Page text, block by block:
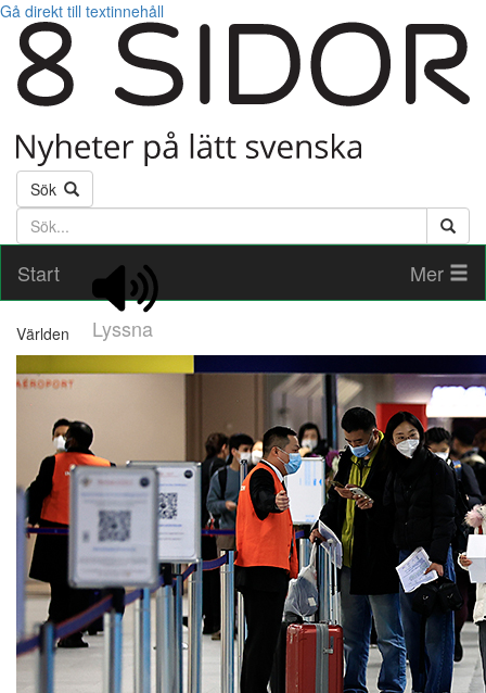
Gå direkt till textinnehåll
Sök
Söktext
Start
Lyssna
Mer
Världen